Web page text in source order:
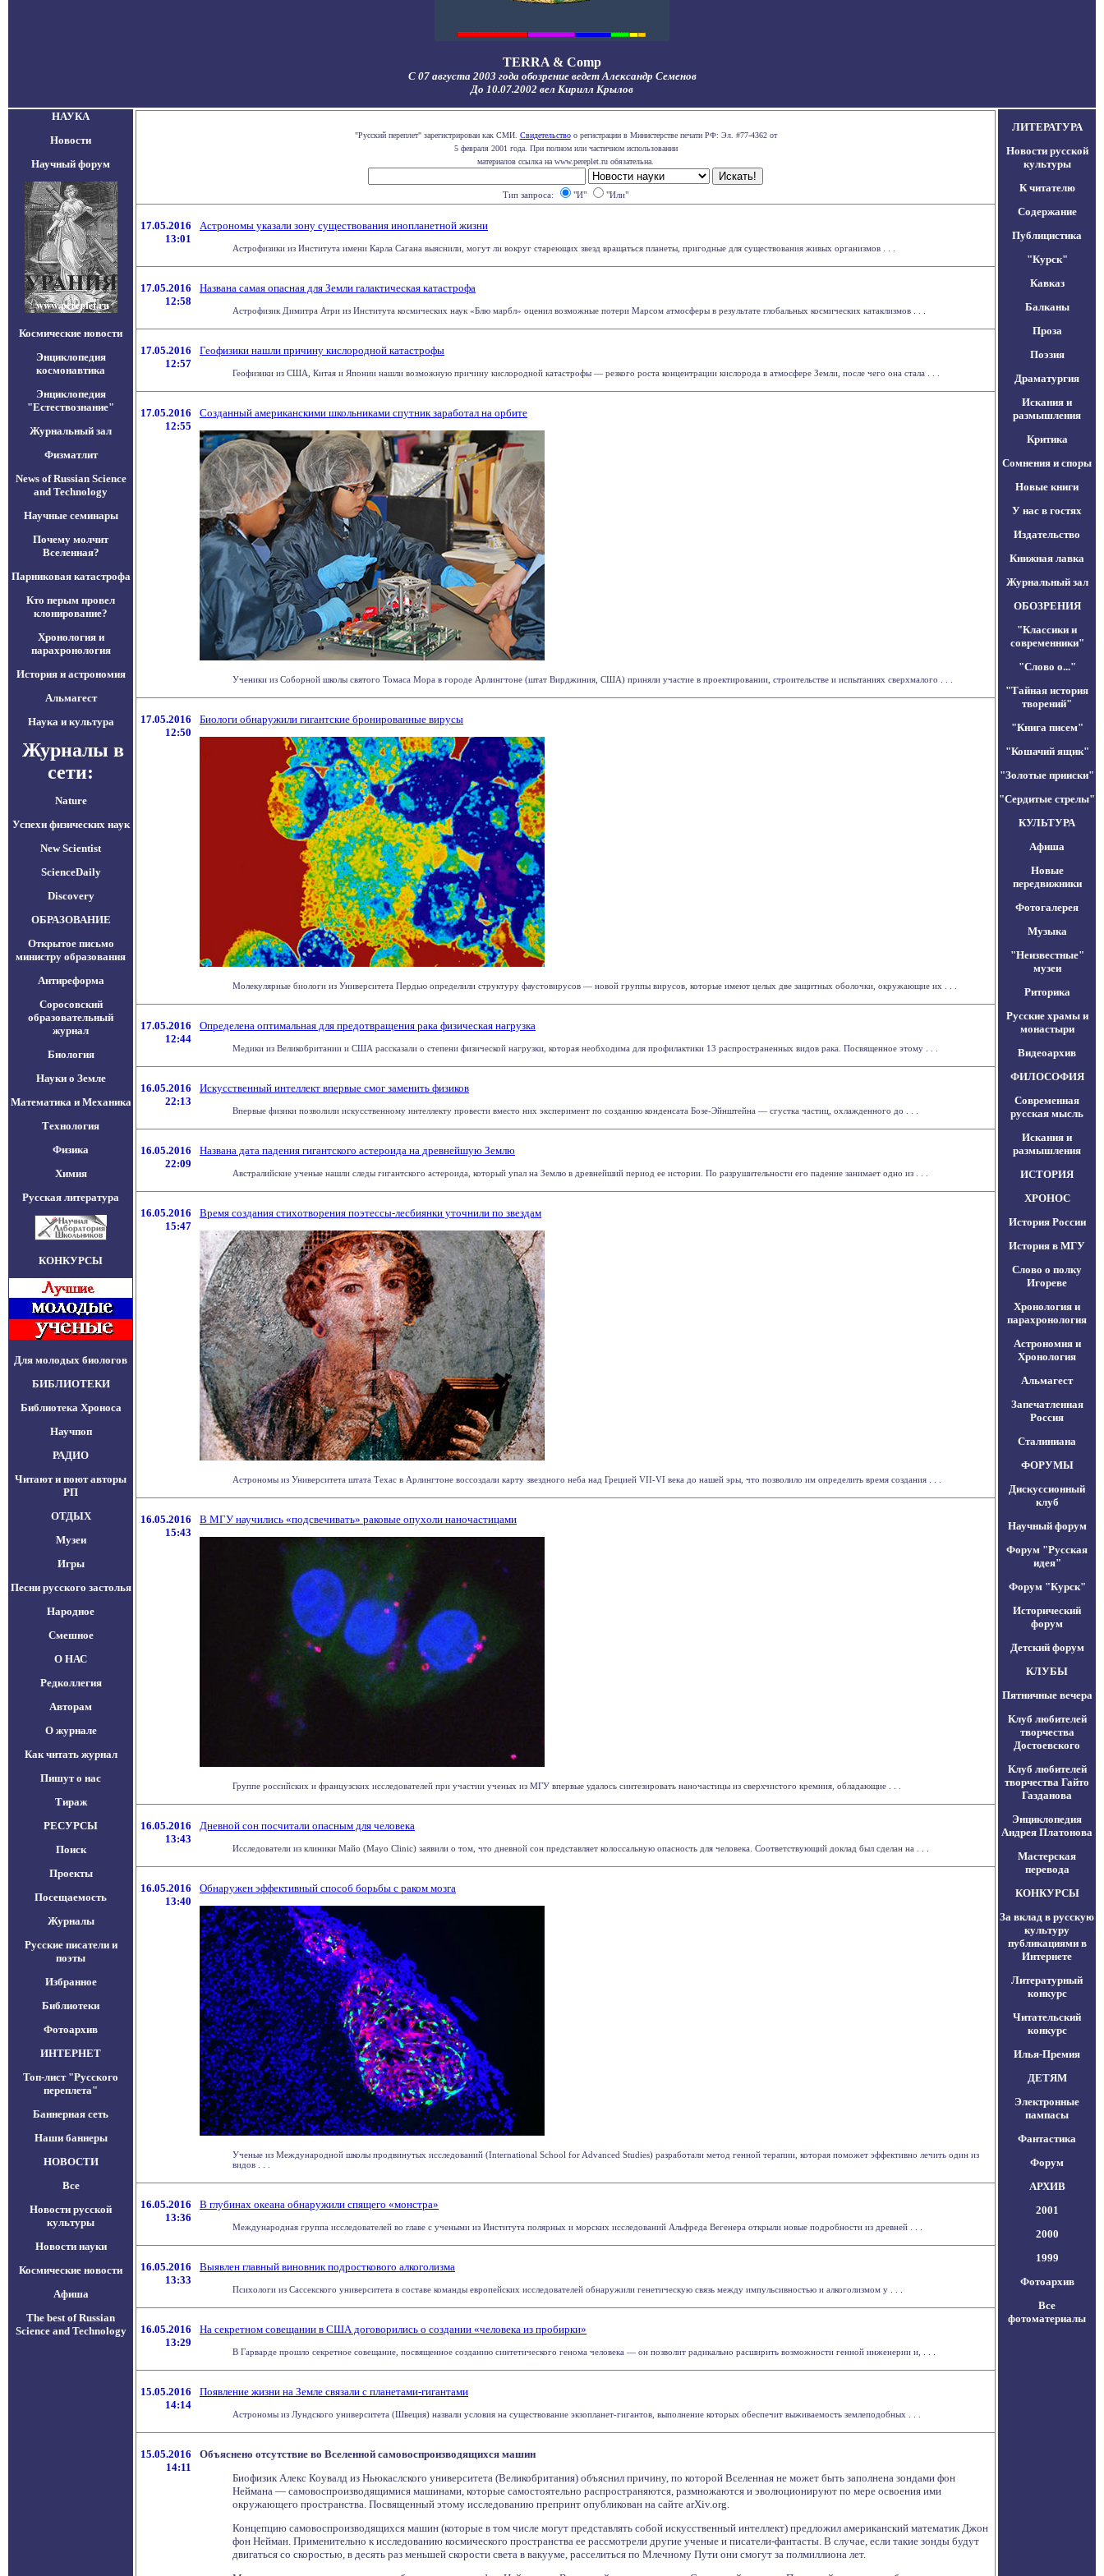
TERRA & Comp
С 07 августа 2003 года обозрение ведет Александр Семенов
До 10.07.2002 вел Кирилл Крылов
НАУКА
Новости
Научный форум
Космические новости
Энциклопедия
космонавтика
Энциклопедия
"Естествознание"
Журнальный зал
Физматлит
News of Russian Science
and Technology
Научные семинары
Почему молчит
Вселенная?
Парниковая катастрофа
Кто перым провел
клонирование?
Хронология и
парахронология
История и астрономия
Альмагест
Наука и культура
Журналы в
сети:
Nature
Успехи физических наук
New Scientist
ScienceDaily
Discovery
ОБРАЗОВАНИЕ
Открытое письмо
министру образования
Антиреформа
Соросовский
образовательный
журнал
Биология
Науки о Земле
Математика и Механика
Технология
Физика
Химия
Русская литература
КОНКУРСЫ
Для молодых биологов
БИБЛИОТЕКИ
Библиотека Хроноса
Научпоп
РАДИО
Читают и поют авторы
РП
ОТДЫХ
Музеи
Игры
Песни русского застолья
Народное
Смешное
О НАС
Редколлегия
Авторам
О журнале
Как читать журнал
Пишут о нас
Тираж
РЕСУРСЫ
Поиск
Проекты
Посещаемость
Журналы
Русские писатели и
поэты
Избранное
Библиотеки
Фотоархив
ИНТЕРНЕТ
Топ-лист "Русского
переплета"
Баннерная сеть
Наши баннеры
НОВОСТИ
Все
Новости русской
культуры
Новости науки
Космические новости
Афиша
The best of Russian
Science and Technology
"Русский переплет" зарегистрирован как СМИ. Свидетельствоо регистрации в Министерстве печати РФ: Эл. #77-4362 от
5 февраля 2001 года. При полном или частичном использовании
материалов ссылка на www.pereplet.ru обязательна.
Тип запроса: "И" "Или"
17.05.2016
13:01
Астрономы указали зону существования инопланетной жизни
Астрофизики из Института имени Карла Сагана выяснили, могут ли вокруг стареющих звезд вращаться планеты, пригодные для существования живых организмов . . .
17.05.2016
12:58
Названа самая опасная для Земли галактическая катастрофа
Астрофизик Димитра Атри из Института космических наук «Блю марбл» оценил возможные потери Марсом атмосферы в результате глобальных космических катаклизмов . . .
17.05.2016
12:57
Геофизики нашли причину кислородной катастрофы
Геофизики из США, Китая и Японии нашли возможную причину кислородной катастрофы — резкого роста концентрации кислорода в атмосфере Земли, после чего она стала . . .
17.05.2016
12:55
Созданный американскими школьниками спутник заработал на орбите
Ученики из Соборной школы святого Томаса Мора в городе Арлингтоне (штат Вирджиния, США) приняли участие в проектировании, строительстве и испытаниях сверхмалого . . .
17.05.2016
12:50
Биологи обнаружили гигантские бронированные вирусы
Молекулярные биологи из Университета Пердью определили структуру фаустовирусов — новой группы вирусов, которые имеют целых две защитных оболочки, окружающие их . . .
17.05.2016
12:44
Определена оптимальная для предотвращения рака физическая нагрузка
Медики из Великобритании и США рассказали о степени физической нагрузки, которая необходима для профилактики 13 распространенных видов рака. Посвященное этому . . .
16.05.2016
22:13
Искусственный интеллект впервые смог заменить физиков
Впервые физики позволили искусственному интеллекту провести вместо них эксперимент по созданию конденсата Бозе-Эйнштейна — сгустка частиц, охлажденного до . . .
16.05.2016
22:09
Названа дата падения гигантского астероида на древнейшую Землю
Австралийские ученые нашли следы гигантского астероида, который упал на Землю в древнейший период ее истории. По разрушительности его падение занимает одно из . . .
16.05.2016
15:47
Время создания стихотворения поэтессы-лесбиянки уточнили по звездам
Астрономы из Университета штата Техас в Арлингтоне воссоздали карту звездного неба над Грецией VII-VI века до нашей эры, что позволило им определить время создания . . .
16.05.2016
15:43
В МГУ научились «подсвечивать» раковые опухоли наночастицами
Группе российских и французских исследователей при участии ученых из МГУ впервые удалось синтезировать наночастицы из сверхчистого кремния, обладающие . . .
16.05.2016
13:43
Дневной сон посчитали опасным для человека
Исследователи из клиники Майо (Mayo Clinic) заявили о том, что дневной сон представляет колоссальную опасность для человека. Соответствующий доклад был сделан на . . .
16.05.2016
13:40
Обнаружен эффективный способ борьбы с раком мозга
Ученые из Международной школы продвинутых исследований (International School for Advanced Studies) разработали метод генной терапии, которая поможет эффективно лечить один из
видов . . .
16.05.2016
13:36
В глубинах океана обнаружили спящего «монстра»
Международная группа исследователей во главе с учеными из Института полярных и морских исследований Альфреда Вегенера открыли новые подробности из древней . . .
16.05.2016
13:33
Выявлен главный виновник подросткового алкоголизма
Психологи из Сассекского университета в составе команды европейских исследователей обнаружили генетическую связь между импульсивностью и алкоголизмом у . . .
16.05.2016
13:29
На секретном совещании в США договорились о создании «человека из пробирки»
В Гарварде прошло секретное совещание, посвященное созданию синтетического генома человека — он позволит радикально расширить возможности генной инженерии и, . . .
15.05.2016
14:14
Появление жизни на Земле связали с планетами-гигантами
Астрономы из Лундского университета (Швеция) назвали условия на существование экзопланет-гигантов, выполнение которых обеспечит выживаемость землеподобных . . .
15.05.2016
14:11
Объяснено отсутствие во Вселенной самовоспроизводящихся машин
Биофизик Алекс Коувалд из Ньюкаслского университета (Великобритания) объяснил причину, по которой Вселенная не может быть заполнена зондами фон
Неймана — самовоспроизводящимися машинами, которые самостоятельно распространяются, размножаются и эволюционируют по мере освоения ими
окружающего пространства. Посвященный этому исследованию препринт опубликован на сайте arXiv.org.
Концепцию самовоспроизводящихся машин (которые в том числе могут представлять собой искусственный интеллект) предложил американский математик Джон
фон Нейман. Применительно к исследованию космического пространства ее рассмотрели другие ученые и писатели-фантасты. В случае, если такие зонды будут
двигаться со скоростью, в десять раз меньшей скорости света в вакууме, расселиться по Млечному Пути они смогут за полмиллиона лет.
ЛИТЕРАТУРА
Новости русской
культуры
К читателю
Содержание
Публицистика
"Курск"
Кавказ
Балканы
Проза
Поэзия
Драматургия
Искания и
размышления
Критика
Сомнения и споры
Новые книги
У нас в гостях
Издательство
Книжная лавка
Журнальный зал
ОБОЗРЕНИЯ
"Классики и
современники"
"Слово о..."
"Тайная история
творений"
"Книга писем"
"Кошачий ящик"
"Золотые прииски"
"Сердитые стрелы"
КУЛЬТУРА
Афиша
Новые
передвижники
Фотогалерея
Музыка
"Неизвестные"
музеи
Риторика
Русские храмы и
монастыри
Видеоархив
ФИЛОСОФИЯ
Современная
русская мысль
Искания и
размышления
ИСТОРИЯ
ХРОНОС
История России
История в МГУ
Слово о полку
Игореве
Хронология и
парахронология
Астрономия и
Хронология
Альмагест
Запечатленная
Россия
Сталиниана
ФОРУМЫ
Дискуссионный
клуб
Научный форум
Форум "Русская
идея"
Форум "Курск"
Исторический
форум
Детский форум
КЛУБЫ
Пятничные вечера
Клуб любителей
творчества
Достоевского
Клуб любителей
творчества Гайто
Газданова
Энциклопедия
Андрея Платонова
Мастерская
перевода
КОНКУРСЫ
За вклад в русскую
культуру
публикациями в
Интернете
Литературный
конкурс
Читательский
конкурс
Илья-Премия
ДЕТЯМ
Электронные
пампасы
Фантастика
Форум
АРХИВ
2001
2000
1999
Фотоархив
Все
фотоматериалы